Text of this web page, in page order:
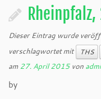
Dieser Eintrag wurde
verschlagwortet mit
THS
am 27. April 2015 von
by